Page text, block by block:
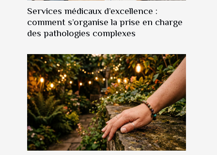
Services médicaux d’excellence :
comment s’organise la prise en charge
des pathologies complexes